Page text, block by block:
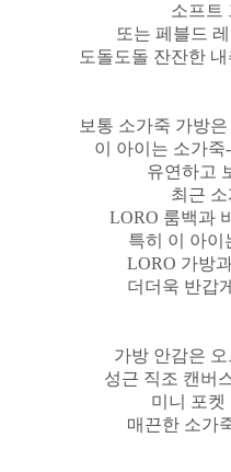
소프트
또는 페블드
도돌도돌 잔잔한
보통 소가죽 가방
이 아이는 소가
유연하고
최근
LORO 룸백과
특히 이 아이
LORO 가방
더더욱 반갑
가방 안감은
성근 직조 캔버
미니 포켓
매끈한 소가